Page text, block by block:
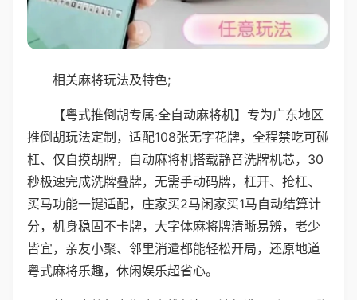
相关麻将玩法及特色;
【粤式推倒胡专属·全自动麻将机】专为广东地区
推倒胡玩法定制，适配108张无字花牌，全程禁吃可碰
杠、仅自摸胡牌，自动麻将机搭载静音洗牌机芯，30
秒极速完成洗牌叠牌，无需手动码牌，杠开、抢杠、
买马功能一键适配，庄家买2马闲家买1马自动结算计
分，机身稳固不卡牌，大字体麻将牌清晰易辨，老少
皆宜，亲友小聚、邻里消遣都能轻松开局，还原地道
粤式麻将乐趣，休闲娱乐超省心。